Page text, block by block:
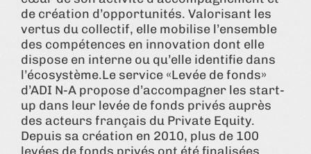
de création d’opportunités. Valorisant les
vertus du collectif, elle mobilise l’ensemble
des compétences en innovation dont elle
dispose en interne ou qu’elle identifie dans
l’écosystème.Le service «Levée de fonds»
d’ADI N-A propose d’accompagner les start-
up dans leur levée de fonds privés auprès
des acteurs français du Private Equity.
Depuis sa création en 2010, plus de 100